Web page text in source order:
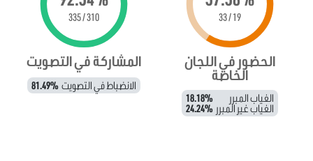
19 / 33
الحضور في اللجان
الخاصة
الغياب المبرر 18.18%
الغياب غير المبرر 24.24%
310 / 335
المشاركة في التصويت
الانضباط في التصويت 81.49%